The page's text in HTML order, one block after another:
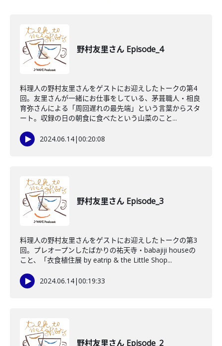
野村友里さん Episode_4
料理人の野村友里さんをゲストにお迎えしたトークの第4
回。友里さんが一緒にお仕事をしている、茅葺職人・相良
育弥さんによる「周回遅れの最先端」という言葉からスタ
ート。収録の日の朝食に食べたという山菜のこと...
2024.06.14|00:20:08
野村友里さん Episode_3
料理人の野村友里さんをゲストにお迎えしたトークの第3
回。プレオープンしたばかりの祐天寺・babajiji houseの
こと、「衣食植住展 by eatrip & the Little Shop...
2024.06.14|00:19:33
野村友里さん Episode_2